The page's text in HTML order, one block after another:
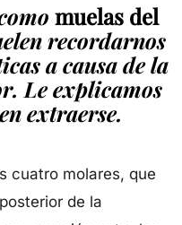
muelas del
recordarnos
a causa de la
Le explicamos
extraerse.
cuatro molares, que
de la